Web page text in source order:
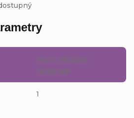
Herní Konzole
Nintendo
1